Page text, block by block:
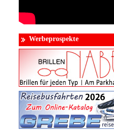
Werbeprospekte